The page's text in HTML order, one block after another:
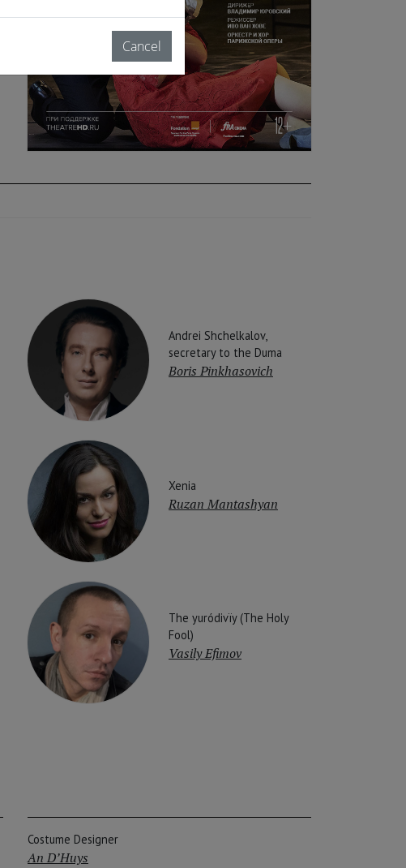
Andrei Shchelkalov,
secretary to the Duma
Boris Pinkhasovich
Xenia
Ruzan Mantashyan
The yuródivïy (The Holy
Fool)
Vasily Efimov
Costume Designer
An D’Huys
Cancel